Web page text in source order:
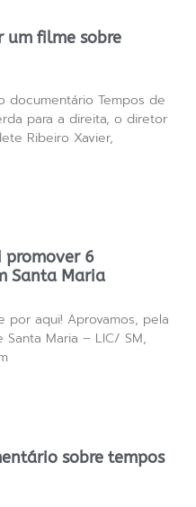
um filme sobre
documentário Tempos de
para a direita, o diretor
Ribeiro Xavier,
promover 6
Santa Maria
por aqui! Aprovamos, pela
Maria – LIC/ SM,
sobre tempos